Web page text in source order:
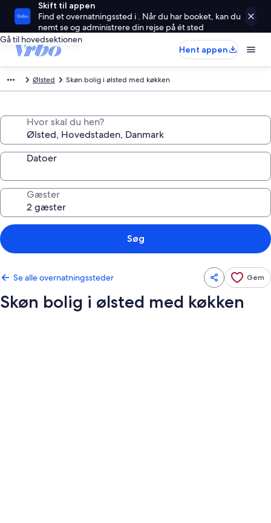
Skift til appen
Find et overnatningssted i . Når du har booket, kan du
nemt se og administrere din rejse på ét sted
Gå til hovedsektionen
Hent appen
Ølsted Skøn bolig i ølsted med køkken
Hvor skal du hen?
Datoer
Gæster
Søg
Se alle overnatningssteder Gem
Skøn bolig i ølsted med køkken